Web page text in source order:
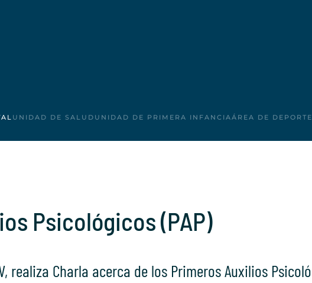
UNIDAD DE SALUD UNIDAD DE PRIMERA INFANCIAÁREA DE
Psicológicos (PAP)
realiza Charla acerca de los Primeros Auxilios